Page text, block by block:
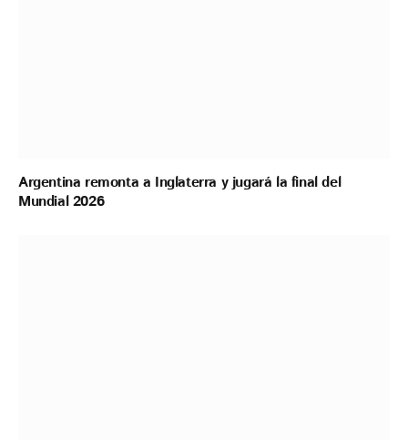
Argentina remonta a Inglaterra y jugará la final del
Mundial 2026